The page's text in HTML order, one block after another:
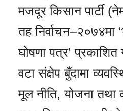
मजदूर किसान पार्टी
तह निर्वाचन–२०७४मा
घोषणा पत्र’
वटा संक्षेप बुँदामा
मूल नीति, योजना तथा